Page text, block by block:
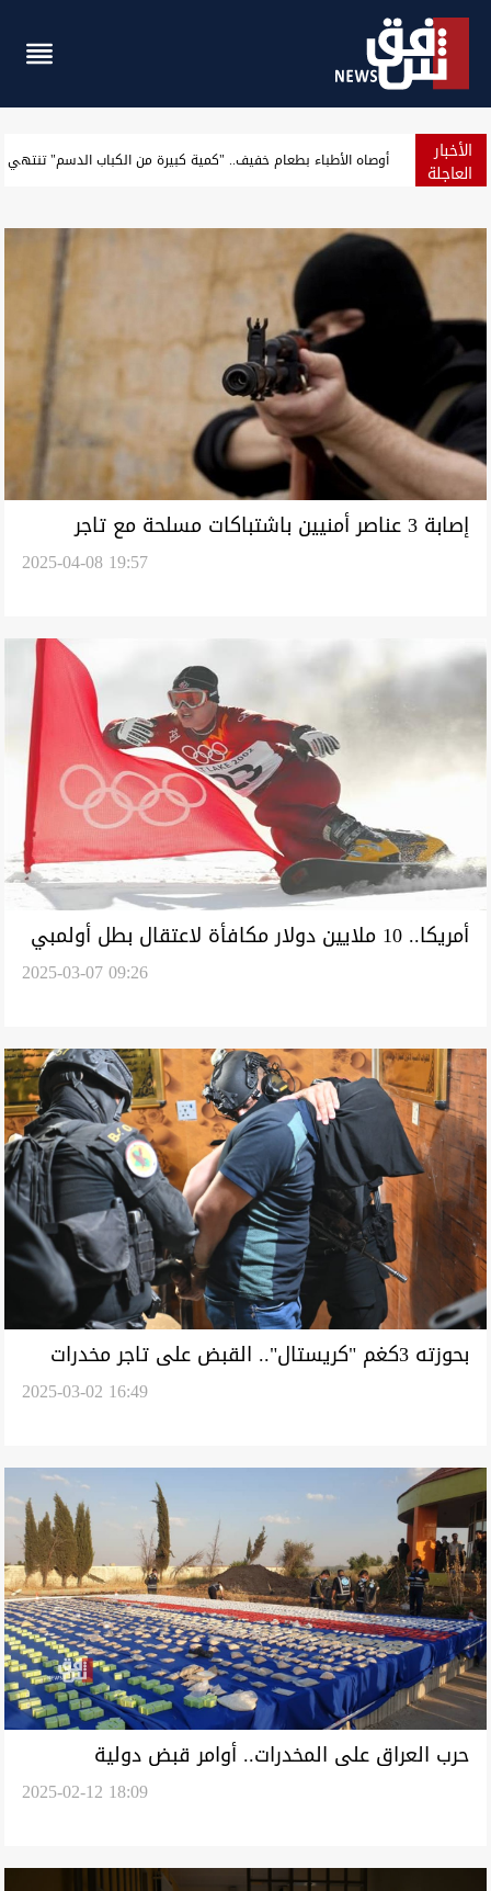
الأخبار
العاجلة كشف تفاصيل عملية أمنية أطاحت بمسؤولين في ذي قار
إصابة 3 عناصر أمنيين باشتباكات مسلحة مع تاجر
2025-04-08 19:57
أمريكا.. 10 ملايين دولار مكافأة لاعتقال بطل أولمبي
2025-03-07 09:26
بحوزته 3كغم "كريستال".. القبض على تاجر مخدرات
2025-03-02 16:49
حرب العراق على المخدرات.. أوامر قبض دولية
2025-02-12 18:09